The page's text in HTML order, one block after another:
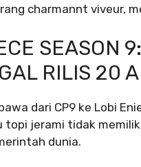
charmannt viveur,
SEASON
RILIS 20
dari CP9 ke Lobi
topi jerami tidak
dunia.